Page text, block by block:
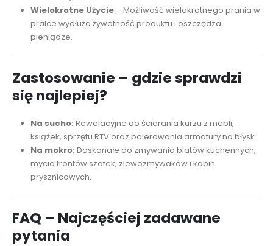
Wielokrotne Użycie– Możliwość wielokrotnego prania w
pralce wydłuża żywotność produktu i oszczędza
pieniądze.
Zastosowanie – gdzie sprawdzi
się najlepiej?
Na sucho: Rewelacyjne do ścierania kurzu z mebli,
książek, sprzętu RTV oraz polerowania armatury na błysk.
Na mokro: Doskonałe do zmywania blatów kuchennych,
mycia frontów szafek, zlewozmywaków i kabin
prysznicowych.
FAQ – Najczęściej zadawane
pytania